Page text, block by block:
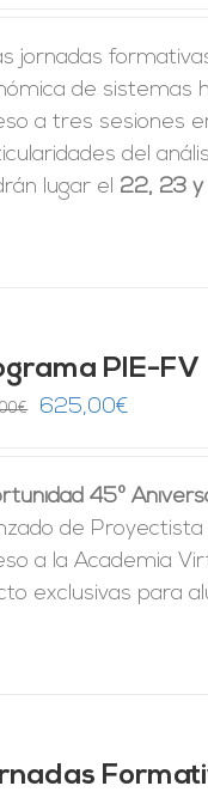
jornadas
de sistemas
a tres sesiones
del
lugar el 22, 23
PIE-FV
€
El
era:
1.250,00€.
625,00€
es:
45º
de
a la Academia
exclusivas para